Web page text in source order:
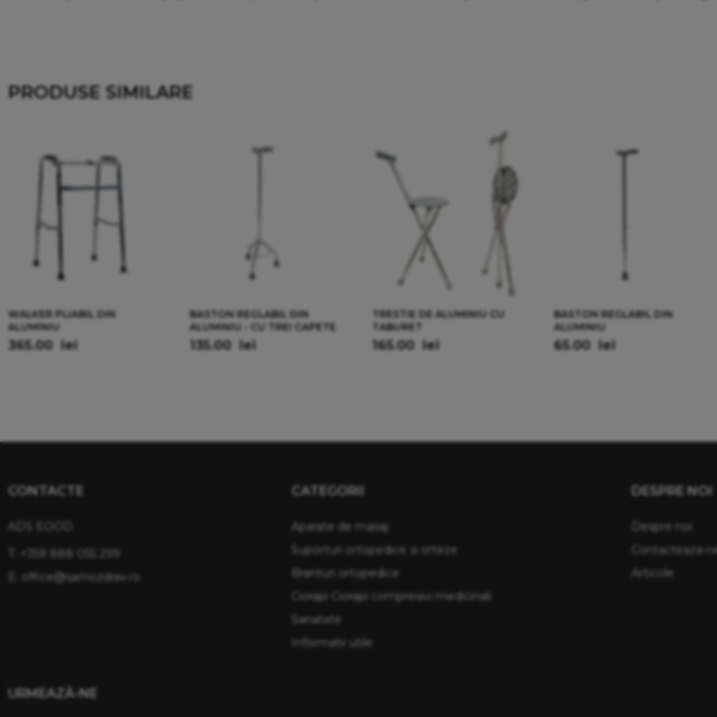
PRODUSE SIMILARE
WALKER PLIABIL DIN
ALUMINIU
365.00 lei
BASTON REGLABIL DIN
ALUMINIU - CU TREI CAPETE
135.00 lei
TRESTIE DE ALUMINIU CU
TABURET
165.00 lei
BASTON REGLABIL DIN
ALUMINIU
65.00 lei
CONTACTE
+359 888 055 299
office@samozdrav.ro
CATEGORII
Aparate de masaj
Suporturi ortopedice si orteze
Branturi ortopedice
Ciorapi Ciorapi compresivi medicinali
Sanatate
Informatii utile
DESPRE NOI
Despre noi
Contacteaza-
Articole
URMEAZĂ-NE